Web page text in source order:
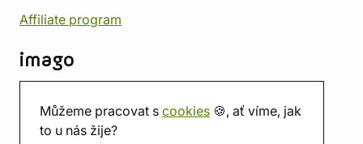
Můžeme pracovat s cookies 🍪, ať víme, jak
to u nás žije?
Affiliate program
imago
Prodejna
Herna